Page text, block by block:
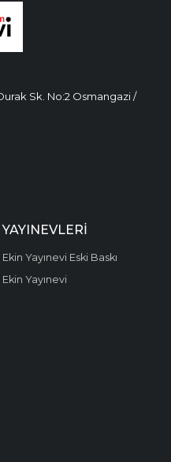
Sk. No:2 Osmangazi /
YAYINEVLERI
Ekin Yayınevi Eski Baskı
Ekin Yayınevi